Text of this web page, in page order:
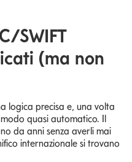
SWIFT
(ma non
logica precisa e, una volta
quasi automatico. Il
da anni senza averli mai
internazionale si trovano